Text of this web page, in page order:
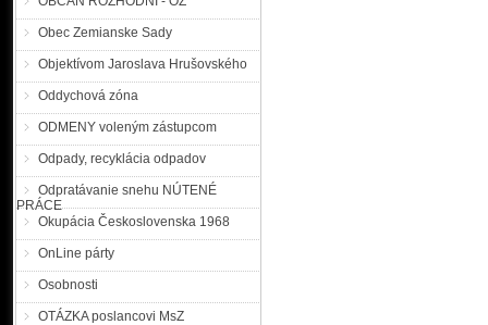
Obec Zemianske Sady
Objektívom Jaroslava Hrušovského
Oddychová zóna
ODMENY voleným zástupcom
Odpady, recyklácia odpadov
Odpratávanie snehu NÚTENÉ
PRÁCE
Okupácia Československa 1968
OnLine párty
Osobnosti
OTÁZKA poslancovi MsZ